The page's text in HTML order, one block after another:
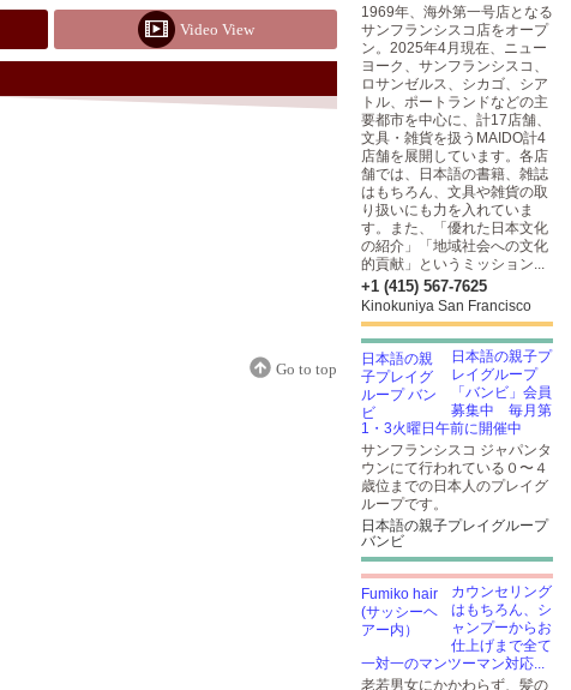
Video View
Go to top
1969年、海外第一号店となる
サンフランシスコ店をオープ
ン。2025年4月現在、ニュー
ヨーク、サンフランシスコ、
ロサンゼルス、シカゴ、シア
トル、ポートランドなどの主
要都市を中心に、計17店舗、
文具・雑貨を扱うMAIDO計4
店舗を展開しています。各店
舗では、日本語の書籍、雑誌
はもちろん、文具や雑貨の取
り扱いにも力を入れていま
す。また、「優れた日本文化
の紹介」「地域社会への文化
的貢献」というミッション...
+1 (415) 567-7625
Kinokuniya San Francisco
日本語の親子プ
レイグループ
「バンビ」会員
募集中 毎月第
1・3火曜日午前に開催中
サンフランシスコ ジャパンタ
ウンにて行われている０〜４
歳位までの日本人のプレイグ
ループです。
日本語の親子プレイグループ
バンビ
カウンセリング
はもちろん、シ
ャンプーからお
仕上げまで全て
一対一のマンツーマン対応...
老若男女にかかわらず、髪の